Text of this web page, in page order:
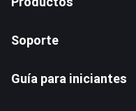
Soporte
Guía para iniciantes